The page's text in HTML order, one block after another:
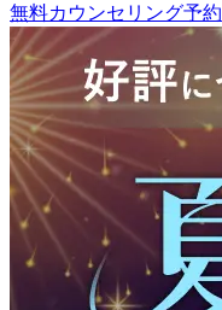
無料カウンセリング予約